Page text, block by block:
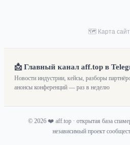
🗺 Карта
📩 Главный канал aff.top в
Новости индустрии, кейсы, разборы
анонсы конференций — раз в неделю
© 2026 ❤️ aff.top · открытая база
независимый проект